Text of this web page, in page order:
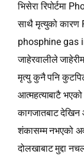
भिसेरा रिपोर्टमा
साथै मृत्युको
phosphine gas
जाहेरवालीले
मृत्यु कुनै पनि
आत्महत्याबाटै
कागजातबाट
शंकासम्म नभएको
दोलखाबाट मुद्दा